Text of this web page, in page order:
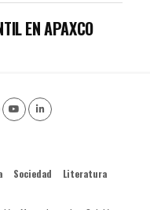
EN APAXCO
Sociedad
Literatura